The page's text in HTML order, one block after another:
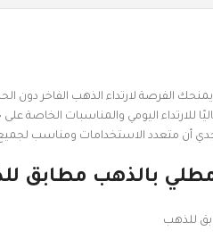
يمنحك الفرصة لارتداء الذهب الفاخر
للارتداء اليومي والمناسبات
أن متعدد الاستخدامات ومناسب لجميع
بالذهب مطابق
للذهب